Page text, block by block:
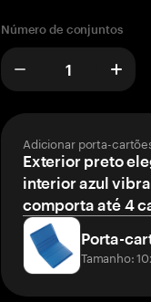
Número de conjuntos
Adicionar porta-
Exterior preto
interior azul
comporta até 4
Porta-
Tamanho: